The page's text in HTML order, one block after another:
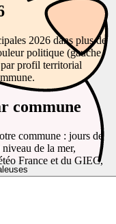
2026 dans plus de
politique (gauche,
profil territorial
commune
commune : jours de
de la mer,
France et du GIEC,